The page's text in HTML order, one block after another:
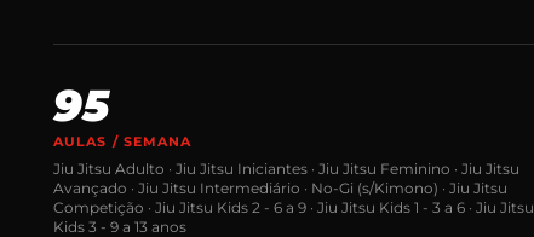
95
AULAS / SEMANA
Jiu Jitsu Adulto · Jiu Jitsu Iniciantes · Jiu Jitsu Feminino · Jiu Jitsu
Avançado · Jiu Jitsu Intermediário · No-Gi (s/Kimono) · Jiu Jitsu
Competição · Jiu Jitsu Kids 2 - 6 a 9 · Jiu Jitsu Kids 1 - 3 a 6 · Jiu Jitsu
Kids 3 - 9 a 13 anos